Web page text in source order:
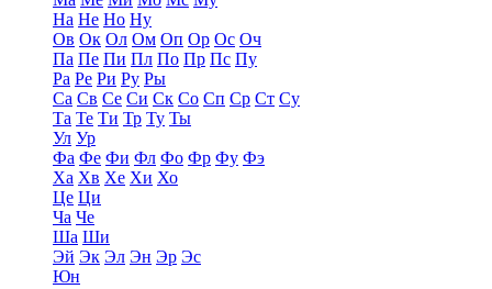
На Не Но Ну
Ов Ок Ол Ом Оп Ор Ос Оч
Па Пе Пи Пл По Пр Пс Пу
Ра Ре Ри Ру Ры
Са Св Се Си Ск Со Сп Ср Ст Су
Та Те Ти Тр Ту Ты
Ул Ур
Фа Фе Фи Фл Фо Фр Фу Фэ
Ха Хв Хе Хи Хо
Це Ци
Ча Че
Ша Ши
Эй Эк Эл Эн Эр Эс
Юн